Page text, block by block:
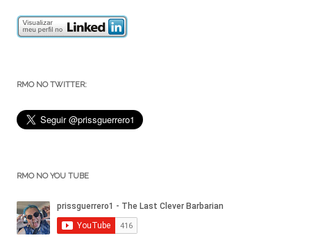
RMO NO TWITTER:
RMO NO YOU TUBE